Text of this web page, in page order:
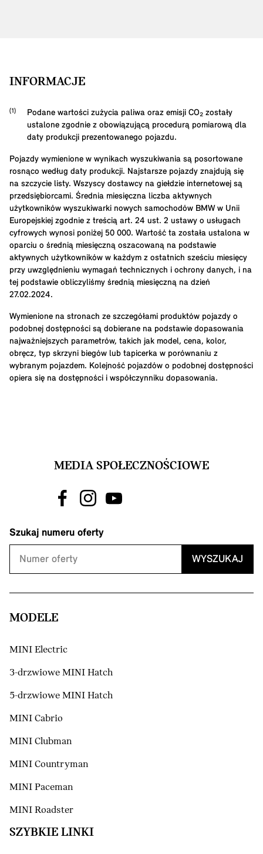
INFORMACJE
Podane wartości zużycia paliwa oraz emisji CO₂ zostały
ustalone zgodnie z obowiązującą procedurą pomiarową dla
daty produkcji prezentowanego pojazdu.
Pojazdy wymienione w wynikach wyszukiwania są posortowane
rosnąco według daty produkcji. Najstarsze pojazdy znajdują się
na szczycie listy. Wszyscy dostawcy na giełdzie internetowej są
przedsiębiorcami. Średnia miesięczna liczba aktywnych
użytkowników wyszukiwarki nowych samochodów BMW w Unii
Europejskiej zgodnie z treścią art. 24 ust. 2 ustawy o usługach
cyfrowych wynosi poniżej 50 000. Wartość ta została ustalona w
oparciu o średnią miesięczną oszacowaną na podstawie
aktywnych użytkowników w każdym z ostatnich sześciu miesięcy
przy uwzględnieniu wymagań technicznych i ochrony danych, i na
tej podstawie obliczyliśmy średnią miesięczną na dzień
27.02.2024.
Wymienione na stronach ze szczegółami produktów pojazdy o
podobnej dostępności są dobierane na podstawie dopasowania
najważniejszych parametrów, takich jak model, cena, kolor,
obręcz, typ skrzyni biegów lub tapicerka w porównaniu z
wybranym pojazdem. Kolejność pojazdów o podobnej dostępności
opiera się na dostępności i współczynniku dopasowania.
MEDIA SPOŁECZNOŚCIOWE
Szukaj numeru oferty
WYSZUKAJ
MODELE
MINI Electric
3-drzwiowe MINI Hatch
5-drzwiowe MINI Hatch
MINI Cabrio
MINI Clubman
MINI Countryman
MINI Paceman
MINI Roadster
SZYBKIE LINKI